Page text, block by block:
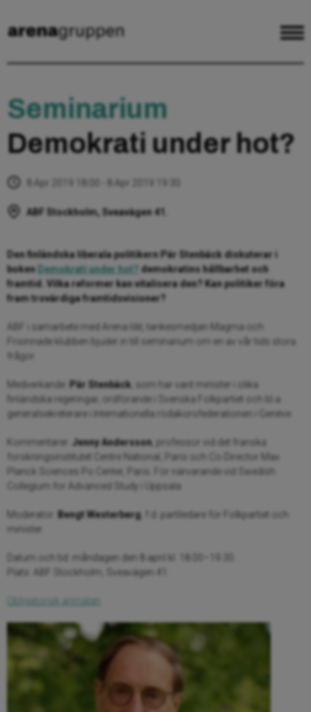
Seminarium
Demokrati under hot?
8 Apr 2019 18:00 - 8 Apr 2019 19:30
ABF Stockholm, Sveavägen 41.
Den finländska liberala politikern Pär Stenbäck diskuterar i
boken
Demokrati under hot?
demokratins hållbarhet och
framtid. Vilka reformer kan vitalisera den? Kan politiker föra
fram trovärdiga framtidsvisioner?
ABF i samarbete med Arena Idé, tankesmedjan Magma och
Frisinnade klubben bjuder in till seminarium om en av vår tids stora
frågor.
Medverkande: Pär Stenbäck , som
har varit minister i olika
finländska regeringar, ordförande i Svenska Folkpartiet och bl.a.
generalsekreterare i Internationella rödakorsfederationen i Genève.
Kommentarer: Jenny Andersson , professor vid det franska
forskningsinstitutet Centre National, Paris och Co-Director Max
Planck Sciences Po Center, Paris. För närvarande vid Swedish
Collegium for Advanced Study i Uppsala
Moderator: Bengt Westerberg, f.d. partiledare för Folkpartiet och
minister.
Datum och tid: måndagen den 8 april kl. 18.00–19.30.
Plats: ABF Stockholm, Sveavägen 41.
Obligatorisk anmälan